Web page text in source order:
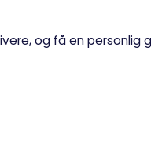
og få en